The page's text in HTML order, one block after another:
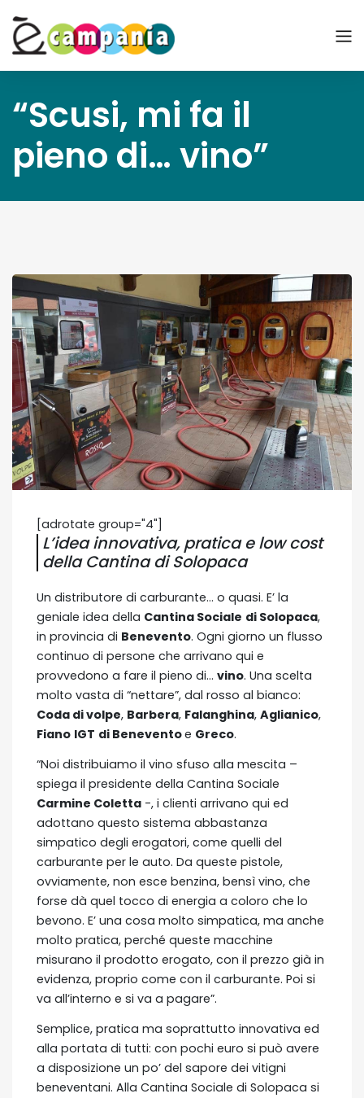
“Scusi, mi fa il
pieno di… vino”
[adrotate group="4"]
L’idea innovativa, pratica e low cost
della Cantina di Solopaca
Un distributore di carburante… o quasi. E’ la
geniale idea della Cantina Sociale di Solopaca,
in provincia di Benevento. Ogni giorno un flusso
continuo di persone che arrivano qui e
provvedono a fare il pieno di… vino. Una scelta
molto vasta di “nettare”, dal rosso al bianco:
Coda di volpe, Barbera, Falanghina, Aglianico,
Fiano IGT di Beneventoe Greco.
“Noi distribuiamo il vino sfuso alla mescita –
spiega il presidente della Cantina Sociale
Carmine Coletta -, i clienti arrivano qui ed
adottano questo sistema abbastanza
simpatico degli erogatori, come quelli del
carburante per le auto. Da queste pistole,
ovviamente, non esce benzina, bensì vino, che
forse dà quel tocco di energia a coloro che lo
bevono. E’ una cosa molto simpatica, ma anche
molto pratica, perché queste macchine
misurano il prodotto erogato, con il prezzo già in
evidenza, proprio come con il carburante. Poi si
va all’interno e si va a pagare”.
Semplice, pratica ma soprattutto innovativa ed
alla portata di tutti: con pochi euro si può avere
a disposizione un po’ del sapore dei vitigni
beneventani. Alla Cantina Sociale di Solopaca si